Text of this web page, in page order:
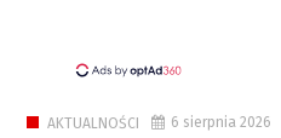
AKTUALNOŚCI 6 sierpnia 2026